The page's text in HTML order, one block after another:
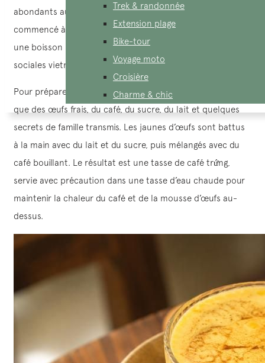
Trek & randonnée
Extension plage
Bike-tour
Voyage moto
Croisière
Charme & chic
abondants au Vietnam. C’est ainsi que le café aux oeufs a
commencé à être servi au café Giang dès 1946, devenant
une boisson unique et abordable pour toutes les classes
sociales vietnamiennes de l’époque.
Pour préparer un café aux oeufs, il faut des ingrédients tels
que des œufs frais, du café, du sucre, du lait et quelques
secrets de famille transmis. Les jaunes d’œufs sont battus
à la main avec du lait et du sucre, puis mélangés avec du
café bouillant. Le résultat est une tasse de café trứng,
servie avec précaution dans une tasse d’eau chaude pour
maintenir la chaleur du café et de la mousse d’œufs au-
dessus.